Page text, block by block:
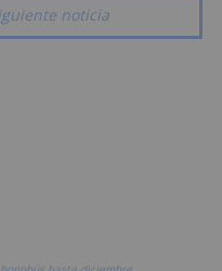
noticia